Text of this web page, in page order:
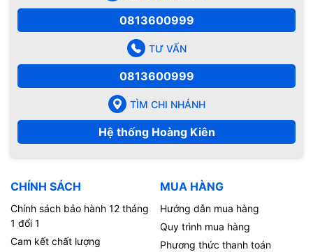
0813600999
TƯ VẤN
0813600999
TÌM CHI NHÁNH
Hệ thống Hoàng Kiên
CHÍNH SÁCH
Chính sách bảo hành 12 tháng
1 đổi 1
Cam kết chất lượng
MUA HÀNG
Hướng dẫn mua hàng
Quy trình mua hàng
Phương thức thanh toán